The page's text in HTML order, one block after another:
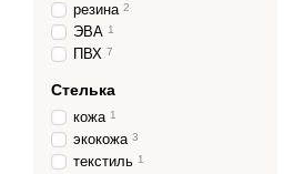
резина 2
ЭВА 1
ПВХ 7
Стелька
кожа 1
экокожа 3
текстиль 1